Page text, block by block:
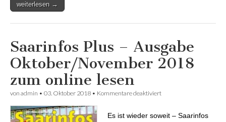
weiterlesen →
Saarinfos Plus – Ausgabe
Oktober/November 2018
zum online lesen
von admin • 03. Oktober 2018 • Kommentare deaktiviert
2018 zum online lesen
Es ist wieder soweit – Saarinfos